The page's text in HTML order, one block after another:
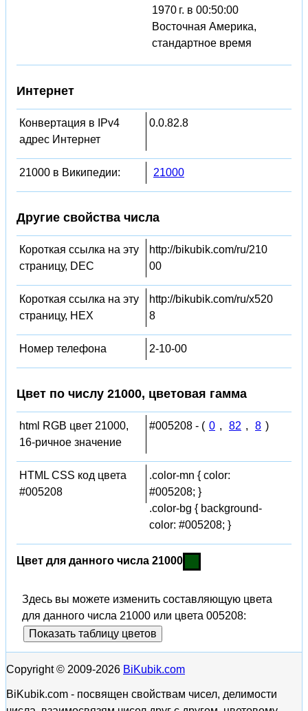
1970 г. в 00:50:00
Восточная Америка,
стандартное время
Интернет
Конвертация в IPv4
адрес Интернет
0.0.82.8
21000 в Википедии: 21000
Другие свойства числа
Короткая ссылка на эту
страницу, DEC
http://bikubik.com/ru/210
00
Короткая ссылка на эту
страницу, HEX
http://bikubik.com/ru/x520
8
Номер телефона 2-10-00
Цвет по числу 21000, цветовая гамма
html RGB цвет 21000,
16-ричное значение
#005208 - ( 0 , 82 , 8 )
HTML CSS код цвета
#005208
.color-mn { color:
#005208; }
.color-bg { background-
color: #005208; }
Цвет для данного числа 21000
Здесь вы можете изменить составляющую цвета
для данного числа 21000 или цвета 005208:
Показать таблицу цветов
Copyright © 2009-2026 BiKubik.com
BiKubik.com - посвящен свойствам чисел, делимости